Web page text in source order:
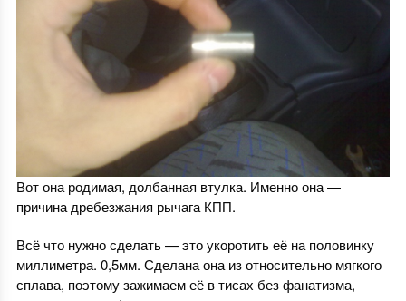
Вот она родимая, долбанная втулка. Именно она —
причина дребезжания рычага КПП.
Всё что нужно сделать — это укоротить её на половинку
миллиметра. 0,5мм. Сделана она из относительно мягкого
сплава, поэтому зажимаем её в тисах без фанатизма,